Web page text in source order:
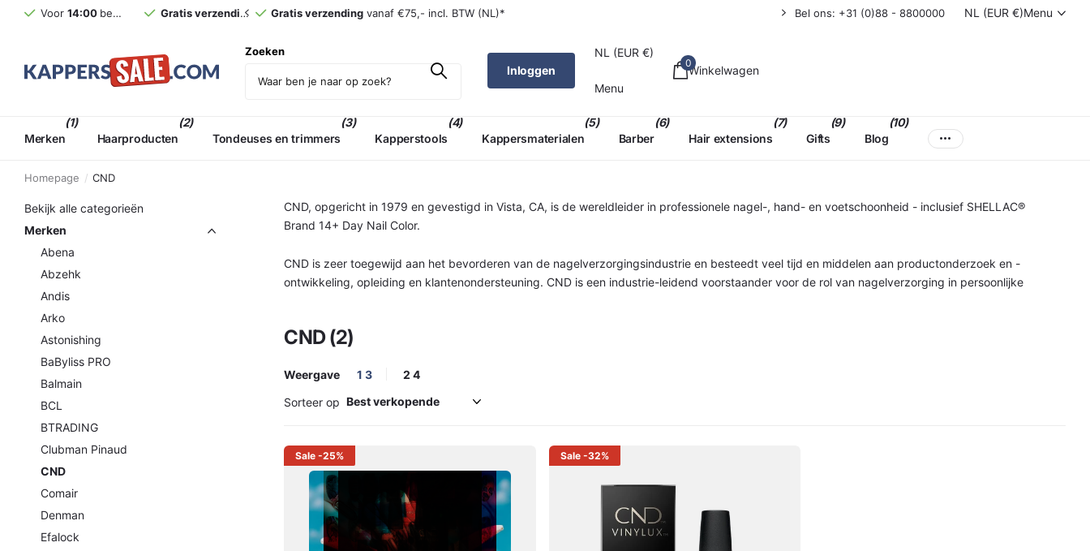
Voor 14:00 besteld, morgenin huis (NL)*
Gratis verzending vanaf €75,- incl. BTW (NL)*
Gratis verzending vanaf €75,- incl. BTW (NL)* Bel ons: +31 (0)88 - 8800000 NL (EUR €)Menu
Zoeken
Inloggen
NL (EUR €)
Menu
Winkelwagen
0
Merken
(1)
Haarproducten
(2)
Tondeuses en trimmers
(3)
Kapperstools
(4)
Kappersmaterialen
(5)
Barber
(6)
Hair extensions
(7)
Gifts
(9)
Blog
(10)
Homepage CND
CND, opgericht in 1979 en gevestigd in Vista, CA, is de wereldleider in professionele nagel-, hand- en voetschoonheid - inclusief SHELLAC®
Brand 14+ Day Nail Color.
CND is zeer toegewijd aan het bevorderen van de nagelverzorgingsindustrie en besteedt veel tijd en middelen aan productonderzoek en -
ontwikkeling, opleiding en klantenondersteuning. CND is een industrie-leidend voorstaander voor de rol van nagelverzorging in persoonlijke
CND (2)
Weergave 1 3 2 4
Sorteer op
Sale -25% Sale -32%
Bekijk alle categorieën
Merken
Abena
Abzehk
Andis
Arko
Astonishing
BaByliss PRO
Balmain
BCL
BTRADING
Clubman Pinaud
CND
Comair
Denman
Efalock